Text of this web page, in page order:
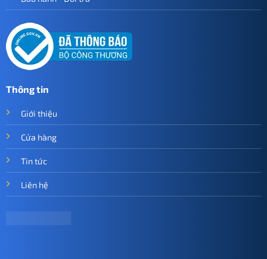
Thông tin
Giới thiệu
Cửa hàng
Tin tức
Liên hệ